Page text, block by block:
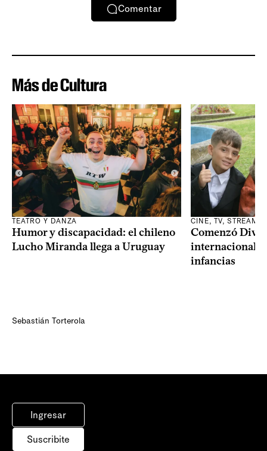
Comentar
Más de Cultura
TEATRO Y DANZA
Humor y discapacidad: el chileno
Lucho Miranda llega a Uruguay
Sebastián Torterola
CINE, TV,
Comenzó
internacional
infancias
Ingresar
Suscribite